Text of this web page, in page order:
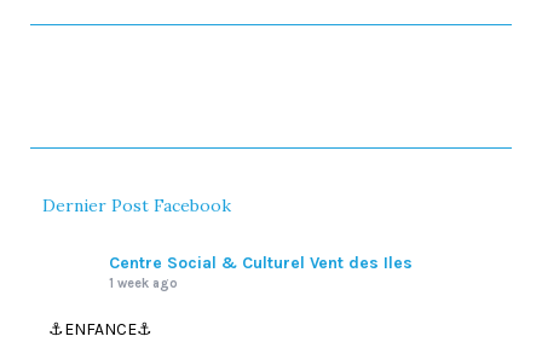
Dernier Post Facebook
Centre Social & Culturel Vent des Iles
1 week ago
⚓️ENFANCE⚓️